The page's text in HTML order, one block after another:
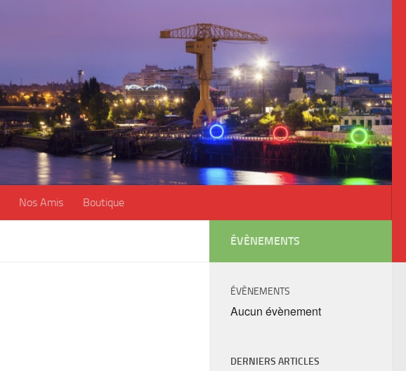
Nos Amis Boutique
ÉVÈNEMENTS
ÉVÈNEMENTS
Aucun évènement
DERNIERS ARTICLES